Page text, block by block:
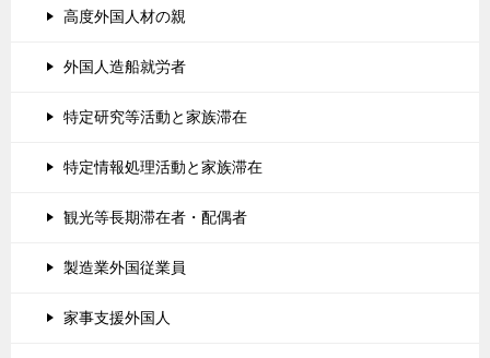
高度外国人材の親
外国人造船就労者
特定研究等活動と家族滞在
特定情報処理活動と家族滞在
観光等長期滞在者・配偶者
製造業外国従業員
家事支援外国人